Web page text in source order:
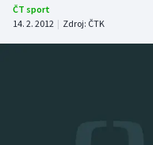
Atletika
ČT sport
14. 2. 2012 | Zdroj: ČTK